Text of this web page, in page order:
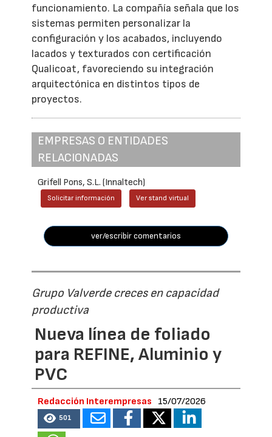
funcionamiento. La compañía señala que los
sistemas permiten personalizar la
configuración y los acabados, incluyendo
lacados y texturados con certificación
Qualicoat, favoreciendo su integración
arquitectónica en distintos tipos de
proyectos.
EMPRESAS O ENTIDADES
RELACIONADAS
Grifell Pons, S.L. (Innaltech)
Solicitar información Ver stand virtual
ver/escribir comentarios
Grupo Valverde creces en capacidad
productiva
Nueva línea de foliado
para REFINE, Aluminio y
PVC
Redacción Interempresas 15/07/2026
501